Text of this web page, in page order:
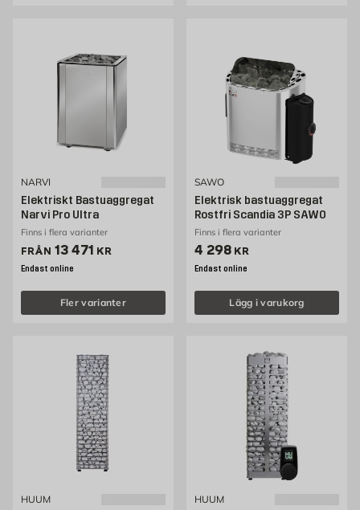
NARVI
Elektriskt Bastuaggregat
Narvi Pro Ultra
Finns i flera varianter
FRÅN Pris 13471 kr
13 471 KR
Endast online
Fler varianter
SAWO
Elektrisk bastuaggregat
Rostfri Scandia 3P SAWO
Finns i flera varianter
Pris 4298 kr
4 298 KR
Endast online
Lägg i varukorg
HUUM HUUM